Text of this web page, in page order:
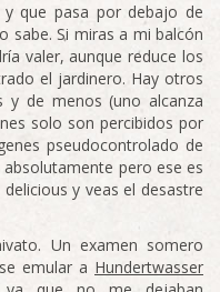
que pasa por debajo de
sabe. Si miras a mi balcón
valer, aunque reduce los
el jardinero. Hay otros
y de menos (uno alcanza
solo son percibidos por
pseudocontrolado de
pero ese es
y veas el desastre
Un examen somero
emular a Hundertwasser